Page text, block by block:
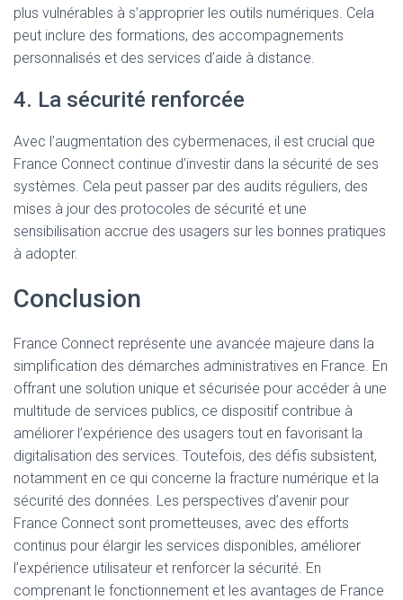
plus vulnérables à s’approprier les outils numériques. Cela
peut inclure des formations, des accompagnements
personnalisés et des services d’aide à distance.
4. La sécurité renforcée
Avec l’augmentation des cybermenaces, il est crucial que
France Connect continue d’investir dans la sécurité de ses
systèmes. Cela peut passer par des audits réguliers, des
mises à jour des protocoles de sécurité et une
sensibilisation accrue des usagers sur les bonnes pratiques
à adopter.
Conclusion
France Connect représente une avancée majeure dans la
simplification des démarches administratives en France. En
offrant une solution unique et sécurisée pour accéder à une
multitude de services publics, ce dispositif contribue à
améliorer l’expérience des usagers tout en favorisant la
digitalisation des services. Toutefois, des défis subsistent,
notamment en ce qui concerne la fracture numérique et la
sécurité des données. Les perspectives d’avenir pour
France Connect sont prometteuses, avec des efforts
continus pour élargir les services disponibles, améliorer
l’expérience utilisateur et renforcer la sécurité. En
comprenant le fonctionnement et les avantages de France